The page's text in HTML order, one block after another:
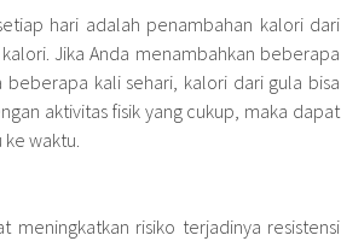
hari adalah penambahan kalori dari
Jika Anda menambahkan beberapa
kali sehari, kalori dari gula bisa
aktivitas fisik yang cukup, maka dapat
waktu.
meningkatkan risiko terjadinya resistensi